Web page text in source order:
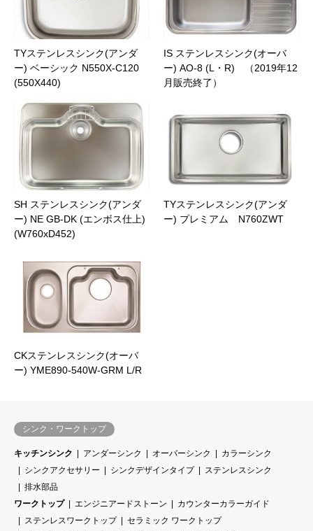
TYステンレスシンク(アンダ
ー) ベーシック N550X-C120
(550X440)
IS ステンレスシンク(オーバ
ー) AO-8 (L・R) （2019年12
月販売終了）
SH ステンレスシンク(アンダ
ー) NE GB-DK (エンボス仕上)
(W760xD452)
TYステンレスシンク(アンダ
ー) プレミアム N760ZWT
CKステンレスシンク(オーバ
ー) YME890-540W-GRM L/R
シンク・ワークトップ
キッチンシンク アンダーシンク オーバーシンク
カラーシンク
シンクアクセサリー
シンクデザインタイプ
ステンレスシンク
排水部品
ワークトップ
エンジニアードストーン
カウンターカラーガイド
ステンレスワークトップ
セラミック ワークトップ